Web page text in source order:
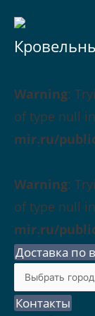
Warning:
of type null in
mir.ru/
Warning:
of type null in
mir.ru/
Доставка по
Контакты